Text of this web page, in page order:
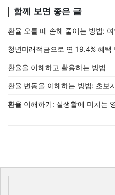
함께 보면 좋은 글
환율 오를 때 손해 줄이는 방법: 여
청년미래적금으로 연 19.4% 혜택
환율을 이해하고 활용하는 방법
환율 변동을 이해하는 방법: 초보
환율 이해하기: 실생활에 미치는